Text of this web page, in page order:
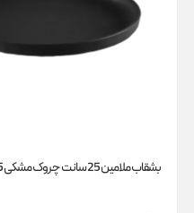
بشقاب ملامین 25 سانت چروک مشکی 425